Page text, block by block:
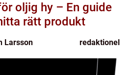
oljig hy – En guide
rätt produkt
Larsson redaktionel